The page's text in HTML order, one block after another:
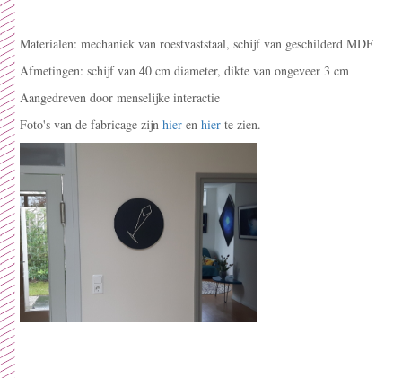
Materialen: mechaniek van roestvaststaal, schijf van geschilderd MDF
Afmetingen: schijf van 40 cm diameter, dikte van ongeveer 3 cm
Aangedreven door menselijke interactie
Foto's van de fabricage zijn hier en hier te zien.